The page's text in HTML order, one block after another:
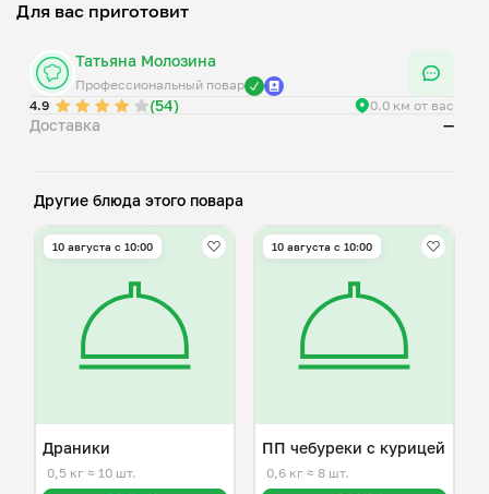
Для вас приготовит
Татьяна Молозина
Профессиональный повар
4.9
(54) 0.0 км от вас
Доставка —
Другие блюда этого повара
10 августа с 10:00
Драники
0,5 кг ≈ 10 шт.
10 августа с 10:00
ПП чебуреки с курицей
0,6 кг ≈ 8 шт.